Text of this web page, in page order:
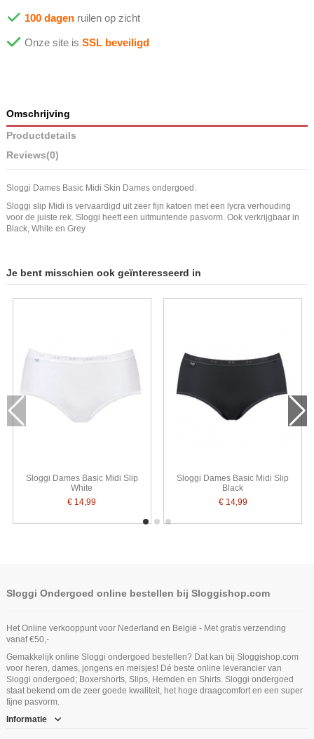
100 dagen ruilen op zicht
Onze site is SSL beveiligd
Omschrijving
Productdetails
Reviews(0)
Sloggi Dames Basic Midi Skin Dames ondergoed.
Sloggi slip Midi is vervaardigd uit zeer fijn katoen met een lycra verhouding
voor de juiste rek. Sloggi heeft een uitmuntende pasvorm. Ook verkrijgbaar in
Black, White en Grey
Je bent misschien ook geïnteresseerd in
Sloggi Dames Basic Midi Slip
White
€ 14,99
Sloggi Dames Basic Midi Slip
Black
€ 14,99
Sloggi Ondergoed online bestellen bij Sloggishop.com
Het Online verkooppunt voor Nederland en België - Met gratis verzending
vanaf €50,-
Gemakkelijk online Sloggi ondergoed bestellen? Dat kan bij Sloggishop.com
voor heren, dames, jongens en meisjes! Dé beste online leverancier van
Sloggi ondergoed; Boxershorts, Slips, Hemden en Shirts. Sloggi ondergoed
staat bekend om de zeer goede kwaliteit, het hoge draagcomfort en een super
fijne pasvorm.
Informatie